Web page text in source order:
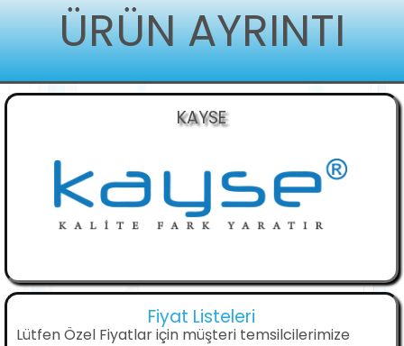
ÜRÜN AYRINTI
KAYSE
Fiyat Listeleri
Lütfen Özel Fiyatlar için müşteri temsilcilerimize